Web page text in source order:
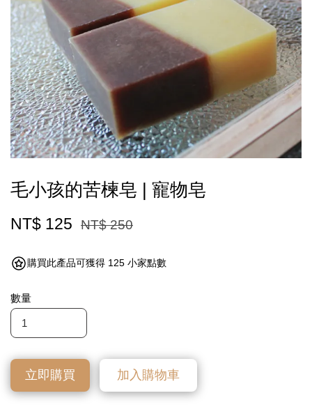
毛小孩的苦楝皂 | 寵物皂
NT$ 125 NT$ 250
購買此產品可獲得 125 小家點數
數量
立即購買 加入購物車